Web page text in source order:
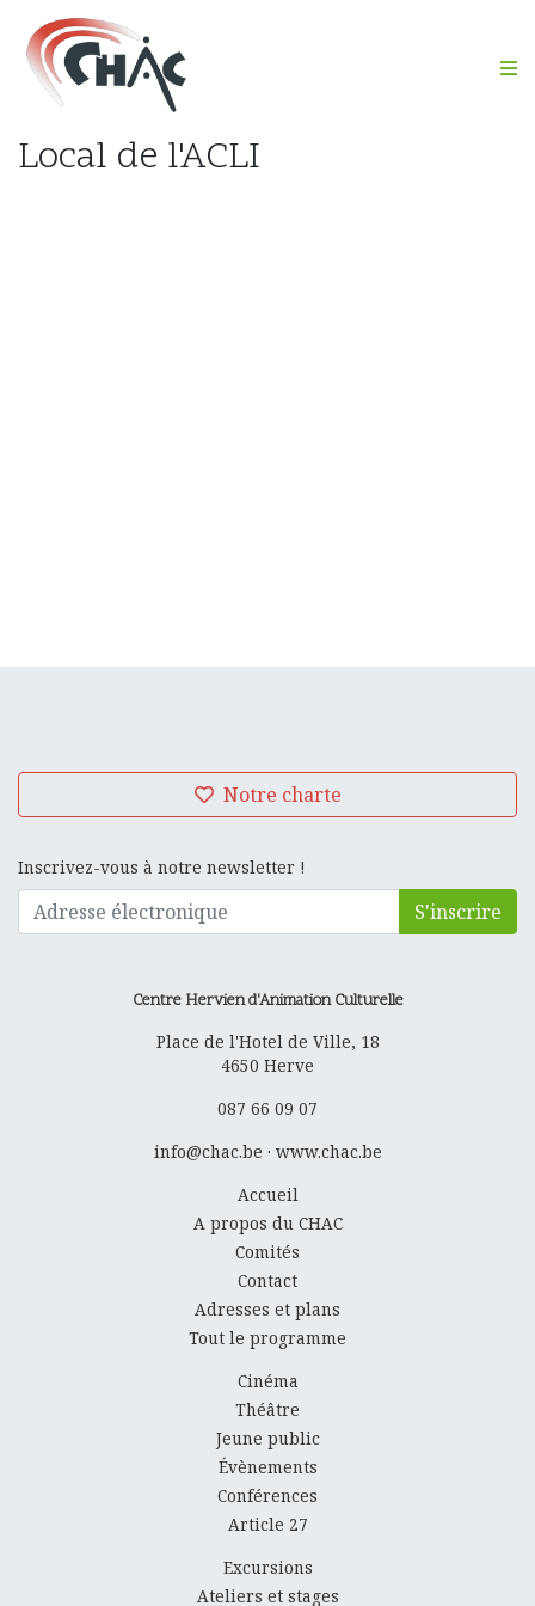
Local de l'ACLI
Notre charte
Inscrivez-vous à notre newsletter !
S'inscrire
Centre Hervien d'Animation Culturelle
Place de l'Hotel de Ville, 18
4650 Herve
087 66 09 07
info@chac.be · www.chac.be
Accueil
A propos du CHAC
Comités
Contact
Adresses et plans
Tout le programme
Cinéma
Théâtre
Jeune public
Évènements
Conférences
Article 27
Excursions
Ateliers et stages